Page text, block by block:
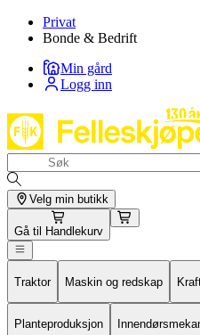
Privat
Bonde & Bedrift
Min gård
Logg inn
Velg min butikk
Gå til Handlekurv
Traktor Maskin og redskap
Planteproduksjon